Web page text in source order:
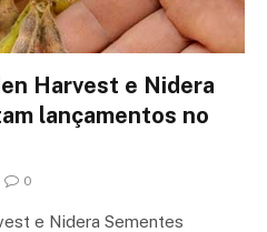
Harvest e Nidera
lançamentos no
0
e Nidera Sementes